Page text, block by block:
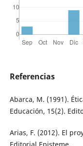
Referencias
Abarca, M. (1991).
Educación, 15(2).
Arias, F. (2012). El